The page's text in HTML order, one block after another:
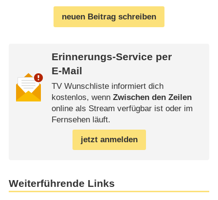
neuen Beitrag schreiben
Erinnerungs-Service per
E-Mail
TV Wunschliste informiert dich
kostenlos, wenn Zwischen den Zeilen
online als Stream verfügbar ist oder im
Fernsehen läuft.
jetzt anmelden
Weiterführende Links